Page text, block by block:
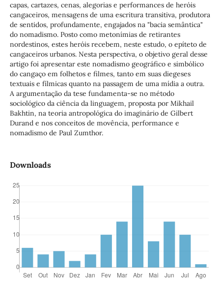
capas, cartazes, cenas, alegorias e performances de heróis
cangaceiros, mensagens de uma escritura transitiva, produtora
de sentidos, profundamente, engajados na "bacia semântica"
do nomadismo. Posto como metonímias de retirantes
nordestinos, estes heróis recebem, neste estudo, o epíteto de
cangaceiros urbanos. Nesta perspectiva, o objetivo geral desse
artigo foi apresentar este nomadismo geográfico e simbólico
do cangaço em folhetos e filmes, tanto em suas diegeses
textuais e fílmicas quanto na passagem de uma mídia a outra.
A argumentação da tese fundamenta-se no método
sociológico da ciência da linguagem, proposta por Mikhail
Bakhtin, na teoria antropológica do imaginário de Gilbert
Durand e nos conceitos de movência, performance e
nomadismo de Paul Zumthor.
Downloads